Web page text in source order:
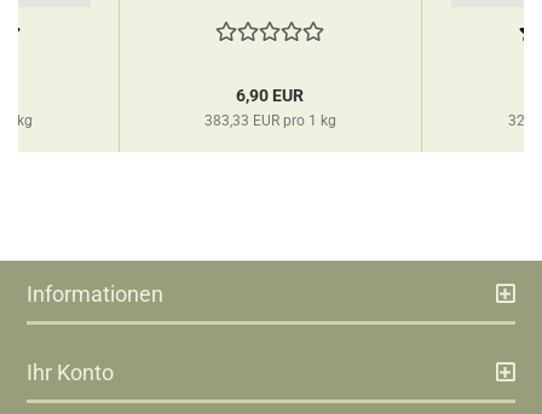
1 kg
6,90 EUR
383,33 EUR pro 1 kg
Informationen
Ihr Konto